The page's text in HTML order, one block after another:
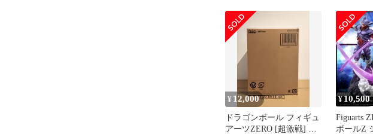
¥ 12,000
ドラゴンボール フィギュ
アーツZERO [超激戦] ジ
¥10,500
Figuarts
ボールZ